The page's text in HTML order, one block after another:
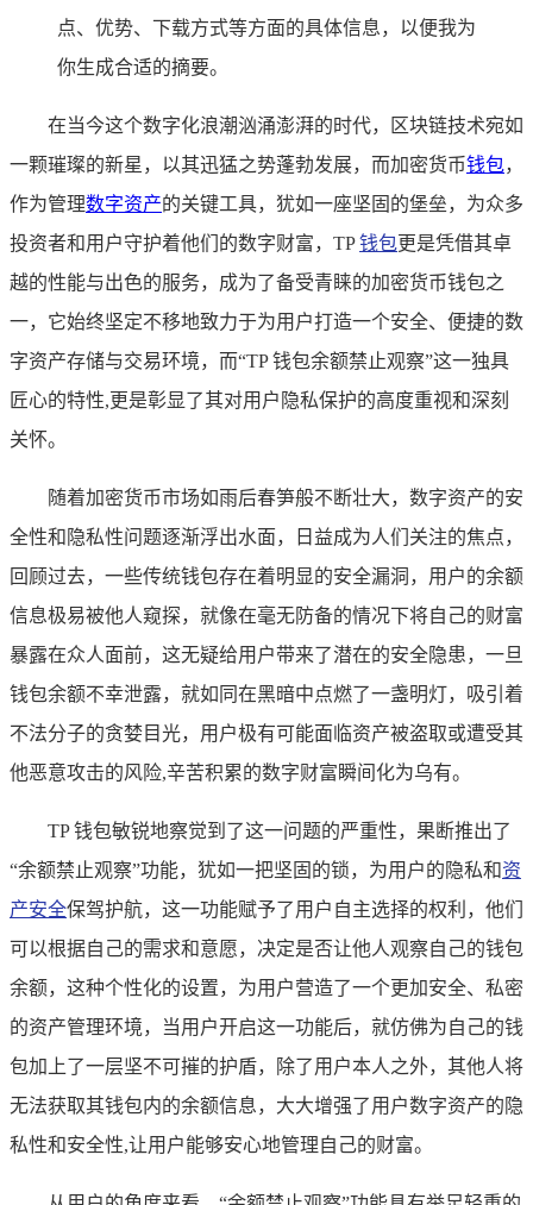
点、优势、下载方式等方面的具体信息，以便我为
你生成合适的摘要。
在当今这个数字化浪潮汹涌澎湃的时代，区块链技术宛如
一颗璀璨的新星，以其迅猛之势蓬勃发展，而加密货币钱包，
作为管理数字资产的关键工具，犹如一座坚固的堡垒，为众多
投资者和用户守护着他们的数字财富，TP钱包更是凭借其卓
越的性能与出色的服务，成为了备受青睐的加密货币钱包之
一，它始终坚定不移地致力于为用户打造一个安全、便捷的数
字资产存储与交易环境，而“TP 钱包余额禁止观察”这一独具
匠心的特性,更是彰显了其对用户隐私保护的高度重视和深刻
关怀。
随着加密货币市场如雨后春笋般不断壮大，数字资产的安
全性和隐私性问题逐渐浮出水面，日益成为人们关注的焦点，
回顾过去，一些传统钱包存在着明显的安全漏洞，用户的余额
信息极易被他人窥探，就像在毫无防备的情况下将自己的财富
暴露在众人面前，这无疑给用户带来了潜在的安全隐患，一旦
钱包余额不幸泄露，就如同在黑暗中点燃了一盏明灯，吸引着
不法分子的贪婪目光，用户极有可能面临资产被盗取或遭受其
他恶意攻击的风险,辛苦积累的数字财富瞬间化为乌有。
TP 钱包敏锐地察觉到了这一问题的严重性，果断推出了
“余额禁止观察”功能，犹如一把坚固的锁，为用户的隐私和资
产安全保驾护航，这一功能赋予了用户自主选择的权利，他们
可以根据自己的需求和意愿，决定是否让他人观察自己的钱包
余额，这种个性化的设置，为用户营造了一个更加安全、私密
的资产管理环境，当用户开启这一功能后，就仿佛为自己的钱
包加上了一层坚不可摧的护盾，除了用户本人之外，其他人将
无法获取其钱包内的余额信息，大大增强了用户数字资产的隐
私性和安全性,让用户能够安心地管理自己的财富。